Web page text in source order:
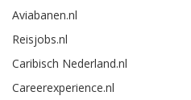
Aviabanen.nl
Reisjobs.nl
Caribisch Nederland.nl
Careerexperience.nl